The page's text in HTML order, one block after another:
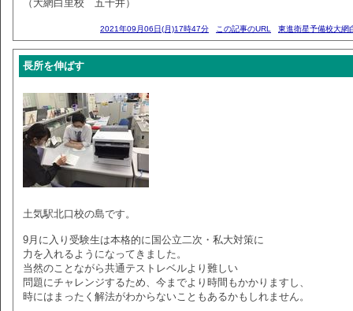
（大網白里校 五十井）
2021年09月06日(月)17時47分 この記事のURL 東進衛星予備校大網
長所を伸ばす
土気駅北口校の島です。
9月に入り受験生は本格的に国公立二次・私大対策に
力を入れるようになってきました。
当然のことながら共通テストレベルより難しい
問題にチャレンジするため、今までより時間もかかりますし、
時にはまったく解法がわからないこともあるかもしれません。